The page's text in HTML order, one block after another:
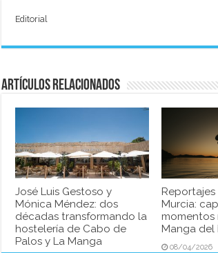
Editorial
Artículos relacionados
José Luis Gestoso y
Mónica Méndez: dos
décadas transformando la
hostelería de Cabo de
Palos y La Manga
Murcia:
momentos
Manga del
08/04/2026